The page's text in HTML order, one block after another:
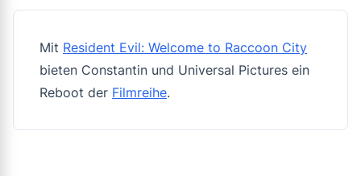
Mit Resident Evil: Welcome to Raccoon City
bieten Constantin und Universal Pictures ein
Reboot der Filmreihe.